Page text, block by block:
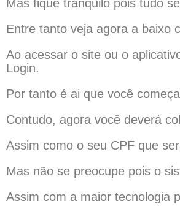
Mas fique tranquilo pois tudo
Entre tanto veja agora a baixo
Ao acessar o site ou o
Login.
Por tanto é ai que você
Contudo, agora você deverá
Assim como o seu CPF que
Mas não se preocupe pois o
Assim com a maior tecnologia